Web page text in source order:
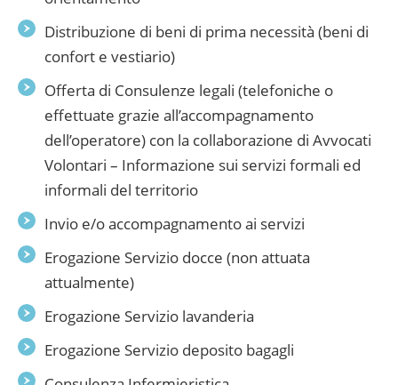
Distribuzione di beni di prima necessità (beni di
confort e vestiario)
Offerta di Consulenze legali (telefoniche o
effettuate grazie all’accompagnamento
dell’operatore) con la collaborazione di Avvocati
Volontari – Informazione sui servizi formali ed
informali del territorio
Invio e/o accompagnamento ai servizi
Erogazione Servizio docce (non attuata
attualmente)
Erogazione Servizio lavanderia
Erogazione Servizio deposito bagagli